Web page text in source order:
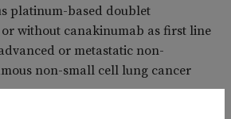
platinum-based doublet
without canakinumab as first line
or metastatic non-
non-small cell lung cancer